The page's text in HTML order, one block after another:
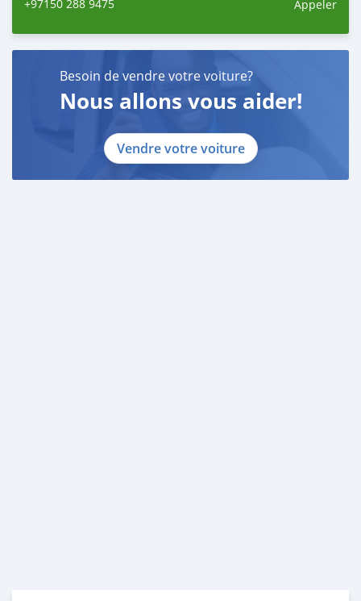
+97150 288 9475 Appeler
Besoin de vendre votre voiture?
Nous allons vous aider!
Vendre votre voiture